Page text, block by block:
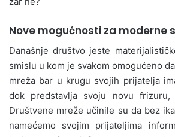
Nove mogućnosti za moderne
Današnje društvo jeste
smislu u kom je svakom omogućeno
mreža bar u krugu svojih prijatelja
dok predstavlja svoju novu frizuru,
Društvene mreže učinile su da bez
namećemo svojim prijateljima